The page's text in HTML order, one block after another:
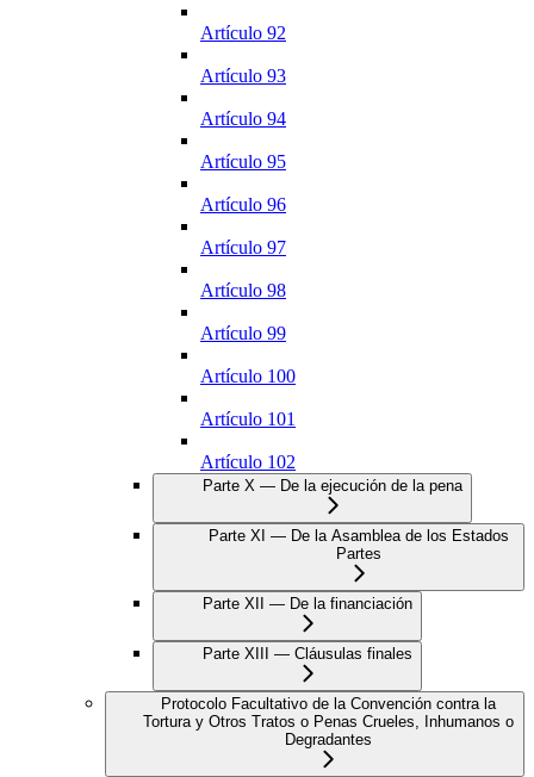
Artículo 92
Artículo 93
Artículo 94
Artículo 95
Artículo 96
Artículo 97
Artículo 98
Artículo 99
Artículo 100
Artículo 101
Artículo 102
Parte X — De la ejecución de la pena
Parte XI — De la Asamblea de los Estados
Partes
Parte XII — De la financiación
Parte XIII — Cláusulas finales
Protocolo Facultativo de la Convención contra la
Tortura y Otros Tratos o Penas Crueles, Inhumanos o
Degradantes